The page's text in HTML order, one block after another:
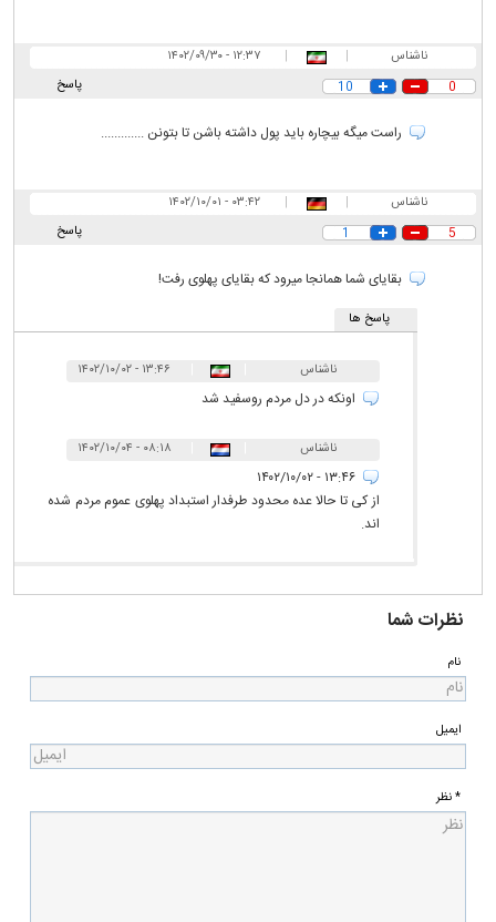
ناشناس |
|
۱۲:۳۷ - ۱۴۰۲/۰۹/۳۰
پاسخ
0
10
راست میگه بیچاره باید پول داشته باشن تا بتونن .............
ناشناس |
|
۰۳:۴۲ - ۱۴۰۲/۱۰/۰۱
پاسخ
5
1
بقایای شما همانجا میرود که بقایای پهلوی رفت!
پاسخ ها
ناشناس ۱۳:۴۶ - ۱۴۰۲/۱۰/۰۲
اونکه در دل مردم روسفید شد
ناشناس ۰۸:۱۸ - ۱۴۰۲/۱۰/۰۴
۱۳:۴۶ - ۱۴۰۲/۱۰/۰۲
از کی تا حالا عده محدود طرفدار استبداد پهلوی عموم مردم شده
اند.
نظرات شما
نام
ایمیل
* نظر